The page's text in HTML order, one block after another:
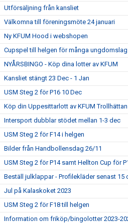
Utförsäljning från kansliet
Välkomna till föreningsmöte 24 januari
Ny KFUM Hood i webshopen
Cupspel till helgen för många ungdomslag
NYÅRSBINGO - Köp dina lotter av KFUM
Kansliet stängt 23 Dec - 1 Jan
USM Steg 2 för P16 10 Dec
Köp din Uppesittarlott av KFUM Trollhättan
Intersport dubblar stödet mellan 1-3 dec
USM Steg 2 för F14 i helgen
Bilder från Handbollensdag 26/11
USM Steg 2 för P14 samt Hellton Cup för
Beställ julklappar - Profilekläder senast 15
Jul på Kalaskoket 2023
USM Steg 2 för F18 till helgen
Information om friköp/bingolotter 2023-